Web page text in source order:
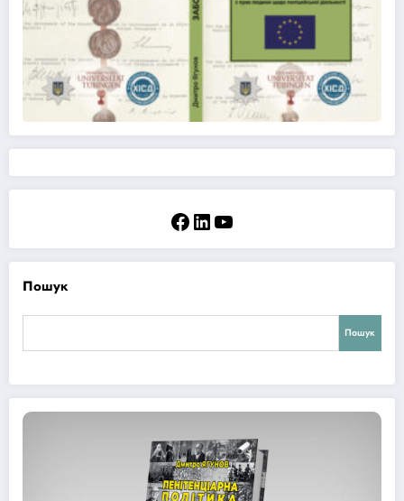
Facebook
LinkedIn
YouTube
Пошук
Пошук